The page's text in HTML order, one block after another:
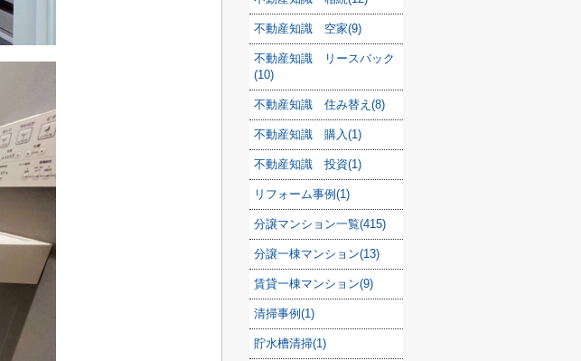
不動産知識 空家(9)
不動産知識 リースバック
(10)
不動産知識 住み替え(8)
不動産知識 購入(1)
不動産知識 投資(1)
リフォーム事例(1)
分譲マンション一覧(415)
分譲一棟マンション(13)
賃貸一棟マンション(9)
清掃事例(1)
貯水槽清掃(1)